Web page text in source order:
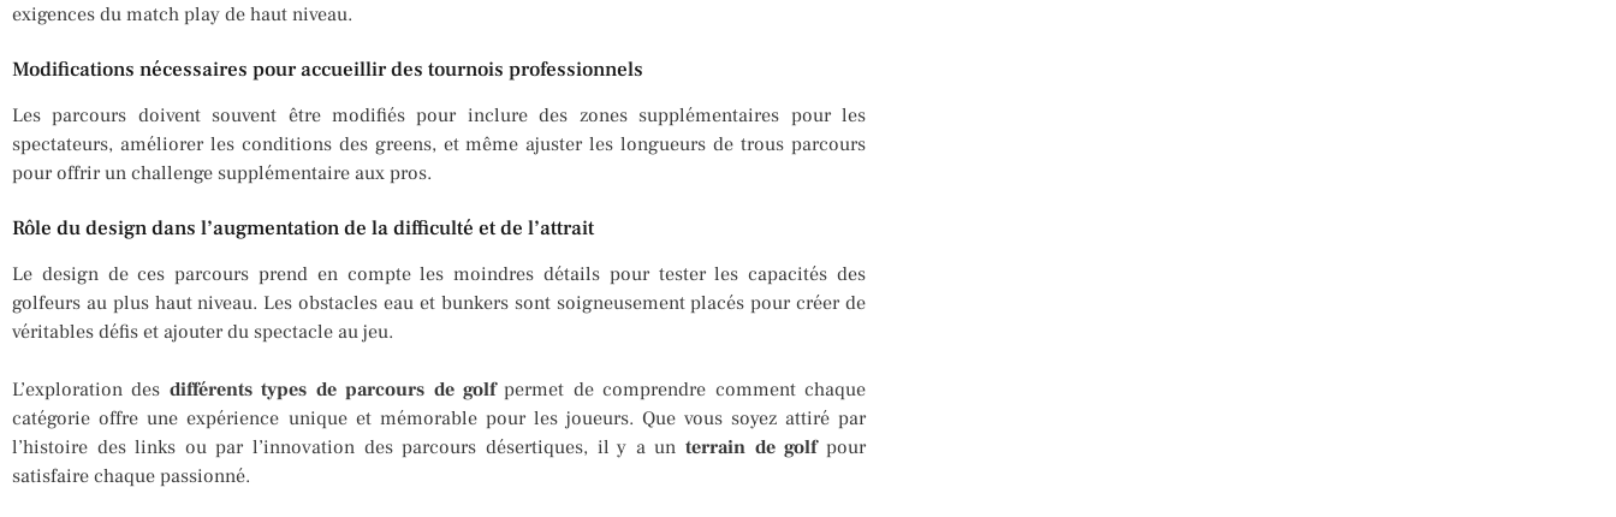
exigences du match play de haut niveau.
Modifications nécessaires pour accueillir des tournois professionnels
Les parcours doivent souvent être modifiés pour inclure des zones supplémentaires pour les
spectateurs, améliorer les conditions des greens, et même ajuster les longueurs de trous parcours
pour offrir un challenge supplémentaire aux pros.
Rôle du design dans l’augmentation de la difficulté et de l’attrait
Le design de ces parcours prend en compte les moindres détails pour tester les capacités des
golfeurs au plus haut niveau. Les obstacles eau et bunkers sont soigneusement placés pour créer de
véritables défis et ajouter du spectacle au jeu.
L’exploration des différents types de parcours de golfpermet de comprendre comment chaque
catégorie offre une expérience unique et mémorable pour les joueurs. Que vous soyez attiré par
l’histoire des links ou par l’innovation des parcours désertiques, il y a unterrain de golfpour
satisfaire chaque passionné.